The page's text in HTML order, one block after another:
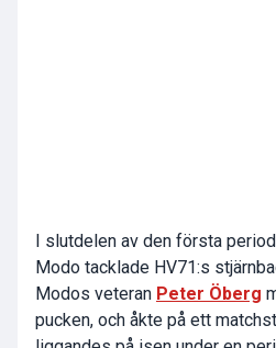
I slutdelen av den första
Modo tacklade HV71:s
Modos veteran Peter Öberg
pucken, och åkte på ett